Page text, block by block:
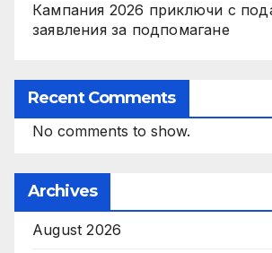
Кампания 2026 приключи с
заявления за подпомагане
Recent Comments
No comments to show.
Archives
August 2026